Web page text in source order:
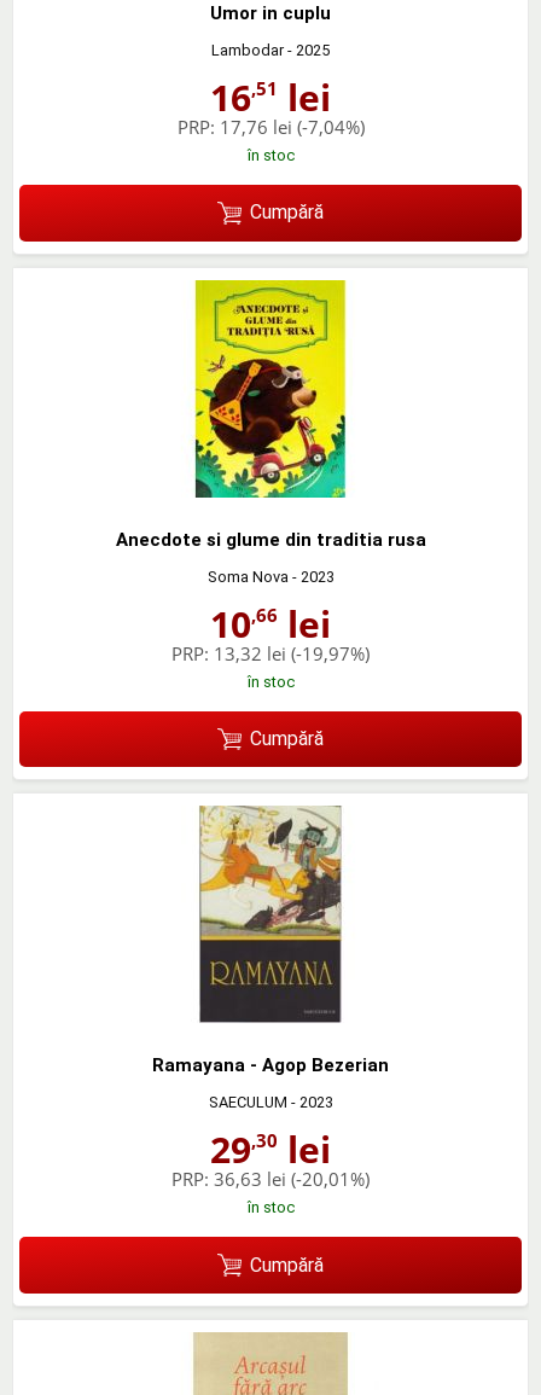
Umor in cuplu
Lambodar - 2025
16,51 lei
PRP: 17,76 lei (-7,04%)
în stoc
Cumpără
Anecdote si glume din traditia rusa
Soma Nova - 2023
10,66 lei
PRP: 13,32 lei (-19,97%)
în stoc
Cumpără
Ramayana - Agop Bezerian
SAECULUM - 2023
29,30 lei
PRP: 36,63 lei (-20,01%)
în stoc
Cumpără